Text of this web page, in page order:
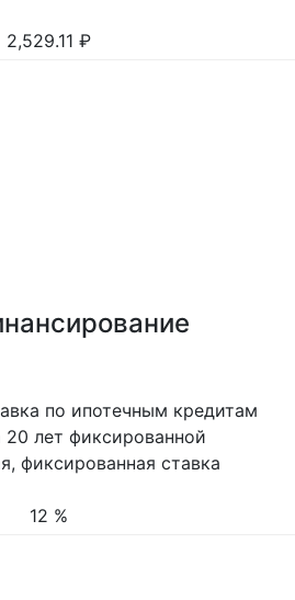
2,529.11 ₽
по ипотечным кредитам
20 лет фиксированной
фиксированная ставка
12 %